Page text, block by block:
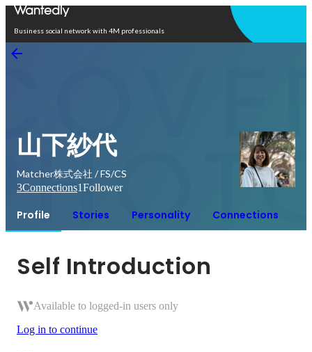
Business social network with 4M professionals
山下紗代
Matcher株式会社 / FS/CS
3Connections1Follower
Profile Stories Personality Connections
Self Introduction
Available to logged-in users only
Log in to continue